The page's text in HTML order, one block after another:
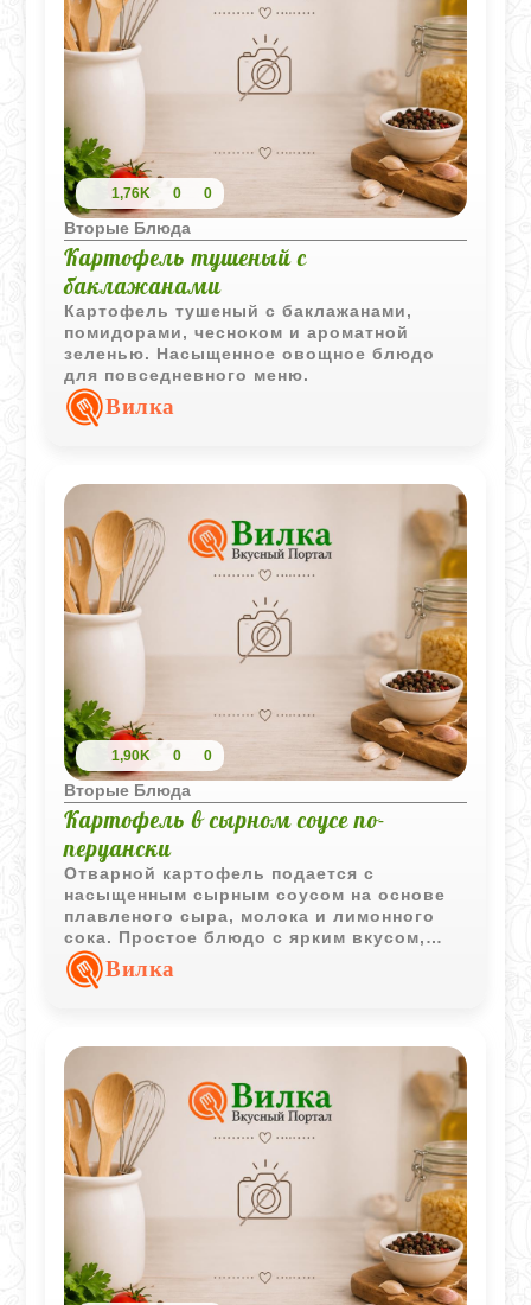
1,76K 0 0
Вторые Блюда
Картофель тушеный с
баклажанами
Картофель тушеный с баклажанами,
помидорами, чесноком и ароматной
зеленью. Насыщенное овощное блюдо
для повседневного меню.
Вилка
1,90K 0 0
Вторые Блюда
Картофель в сырном соусе по-
перуански
Отварной картофель подается с
насыщенным сырным соусом на основе
плавленого сыра, молока и лимонного
сока. Простое блюдо с ярким вкусом,
характерным для домашней кухни Перу.
Вилка